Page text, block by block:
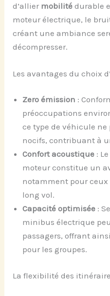
d’allier mobilité durable
moteur électrique, le
créant une ambiance
décompresser.
Les avantages du choix
Zero émission :
préoccupations
ce type de véhicule ne
nocifs, contribuant à
Confort acoustique :
moteur constitue un
notamment pour
long vol.
Capacité optimisée :
minibus électrique
passagers, offrant
pour les groupes.
La flexibilité des